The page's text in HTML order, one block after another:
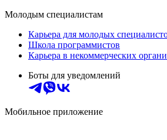
Молодым специалистам
Карьера для молодых
Школа программистов
Карьера в некоммерческих
Боты для уведомлений
Мобильное приложение